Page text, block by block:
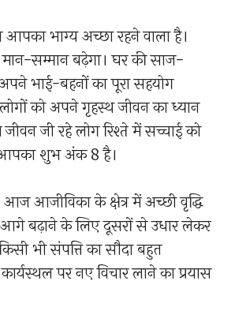
भाग्य अच्छा रहने वाला है।
सम्मान बढ़ेगा। घर की साज-
भाई-बहनों का पूरा सहयोग
लोगों को अपने गृहस्थ जीवन का ध्यान
जीवन जी रहे लोग रिश्ते में सच्चाई को
शुभ अंक 8 है।
आजीविका के क्षेत्र में अच्छी वृद्धि
आगे बढ़ाने के लिए दूसरों से उधार लेकर
भी संपत्ति का सौदा बहुत
पर नए विचार लाने का प्रयास